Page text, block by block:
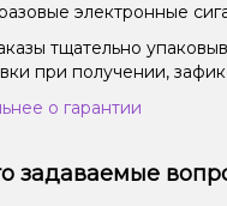
электронные
тщательно
при получении,
о гарантии
задаваемые